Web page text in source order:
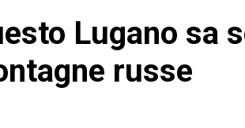
Lugano sa
russe